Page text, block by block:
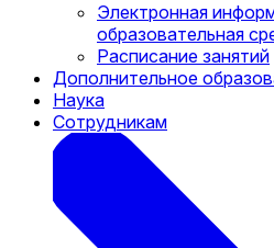
Электронная
образовательная
Расписание занятий
Дополнительное
Наука
Сотрудникам